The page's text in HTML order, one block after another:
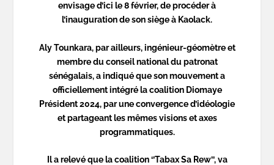
envisage d’ici le 8 février, de procéder à
l’inauguration de son siège à Kaolack.
Aly Tounkara, par ailleurs, ingénieur-géomètre et
membre du conseil national du patronat
sénégalais, a indiqué que son mouvement a
officiellement intégré la coalition Diomaye
Président 2024, par une convergence d’idéologie
et partageant les mêmes visions et axes
programmatiques.
Il a relevé que la coalition ‘’Tabax Sa Rew’’, va